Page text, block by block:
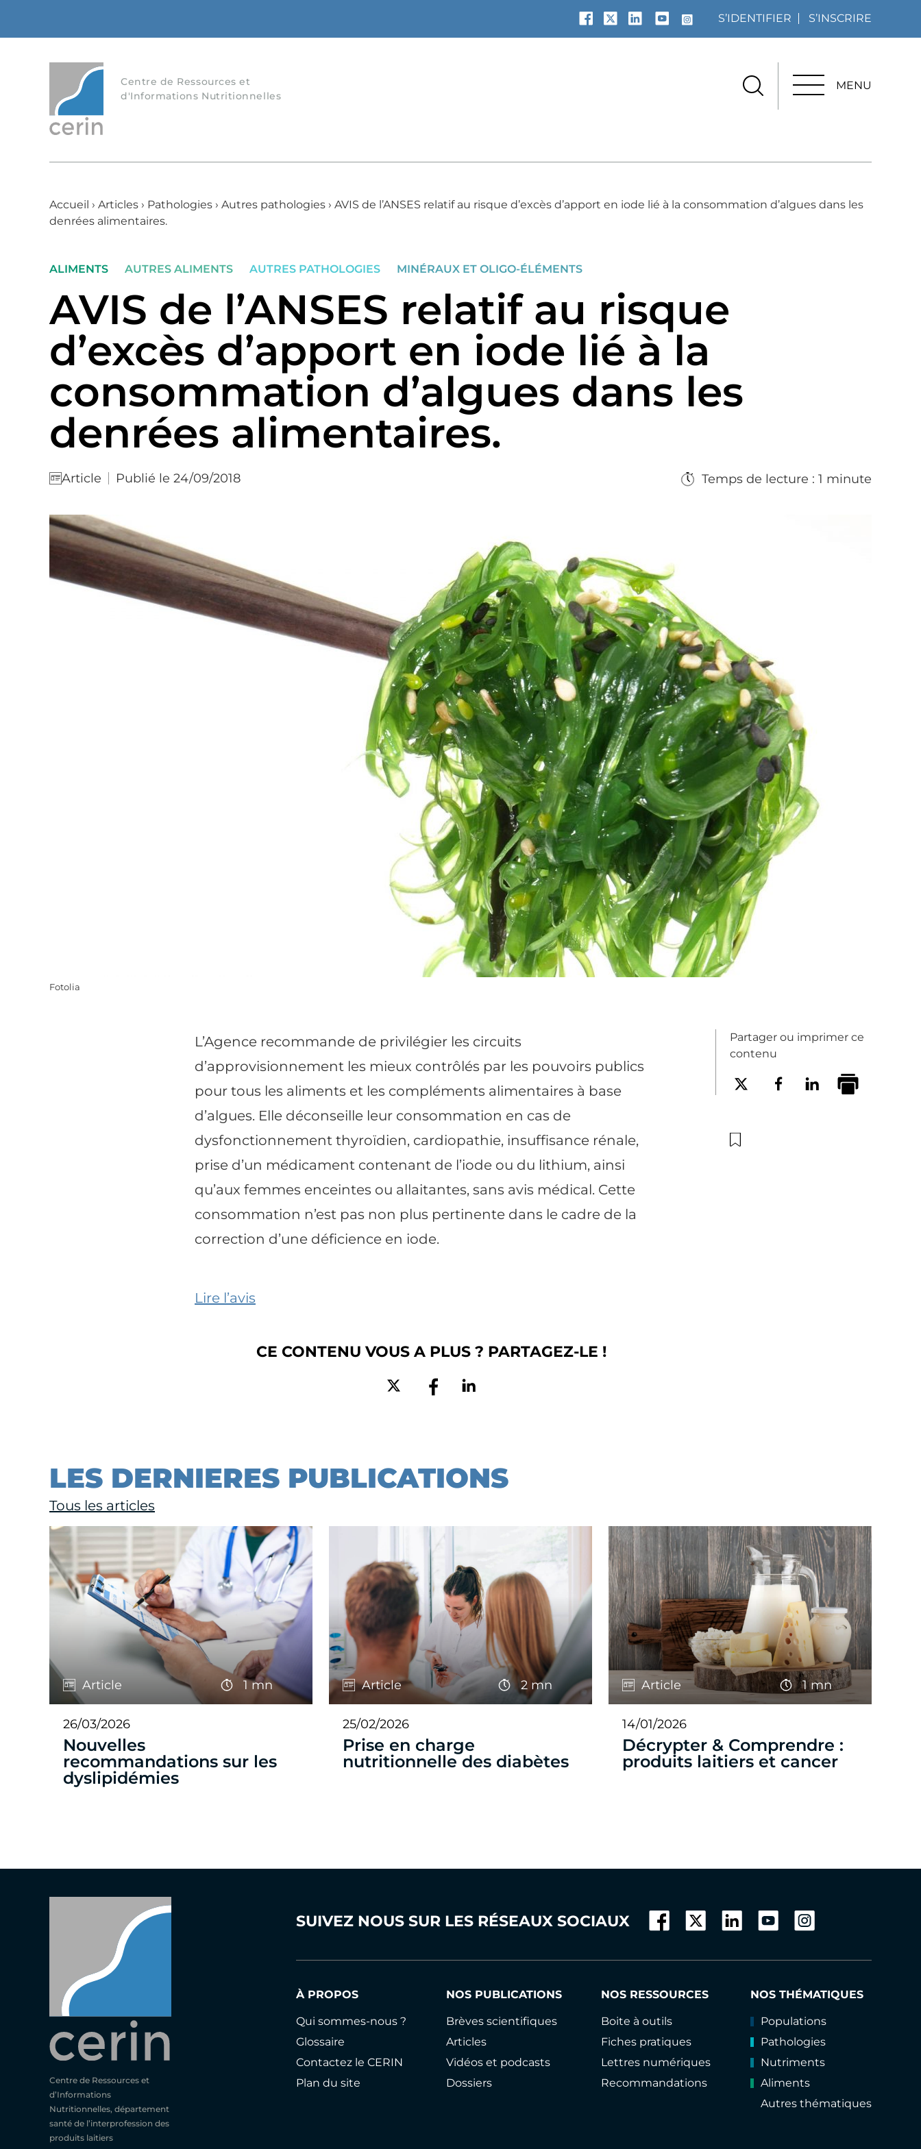
S’IDENTIFIER S’INSCRIRE
Centre de Ressources et
d'Informations Nutritionnelles
MENU
Accueil › Articles › Pathologies › Autres pathologies › AVIS de l’ANSES relatif au risque d’excès d’apport en iode lié à la consommation d’algues dans les
denrées alimentaires.
ALIMENTS AUTRES ALIMENTS AUTRES PATHOLOGIES MINÉRAUX ET OLIGO-ÉLÉMENTS
AVIS de l’ANSES relatif au risque
d’excès d’apport en iode lié à la
consommation d’algues dans les
denrées alimentaires.
Article Publié le 24/09/2018 Temps de lecture : 1 minute
Fotolia
L’Agence recommande de privilégier les circuits
d’approvisionnement les mieux contrôlés par les pouvoirs publics
pour tous les aliments et les compléments alimentaires à base
d’algues. Elle déconseille leur consommation en cas de
dysfonctionnement thyroïdien, cardiopathie, insuffisance rénale,
prise d’un médicament contenant de l’iode ou du lithium, ainsi
qu’aux femmes enceintes ou allaitantes, sans avis médical. Cette
consommation n’est pas non plus pertinente dans le cadre de la
correction d’une déficience en iode.
Lire l’avis
CE CONTENU VOUS A PLUS ? PARTAGEZ-LE !
Partager ou imprimer ce
contenu
LES DERNIERES PUBLICATIONS
Tous les articles
Article 1 mn
26/03/2026
Nouvelles
recommandations sur les
dyslipidémies
Article 2 mn
25/02/2026
Prise en charge
nutritionnelle des diabètes
Article 1 mn
14/01/2026
Décrypter & Comprendre :
produits laitiers et cancer
Centre de Ressources et
d’Informations
Nutritionnelles, département
santé de l’interprofession des
produits laitiers
SUIVEZ NOUS SUR LES RÉSEAUX SOCIAUX
À PROPOS
Qui sommes-nous ?
Glossaire
Contactez le CERIN
Plan du site
NOS PUBLICATIONS
Brèves scientifiques
Articles
Vidéos et podcasts
Dossiers
NOS RESSOURCES
Boite à outils
Fiches pratiques
Lettres numériques
Recommandations
NOS THÉMATIQUES
Populations
Pathologies
Nutriments
Aliments
Autres thématiques